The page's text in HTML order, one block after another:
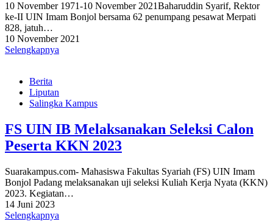
10 November 1971-10 November 2021Baharuddin Syarif, Rektor
ke-II UIN Imam Bonjol bersama 62 penumpang pesawat Merpati
828, jatuh…
10 November 2021
Selengkapnya
Berita
Liputan
Salingka Kampus
FS UIN IB Melaksanakan Seleksi Calon
Peserta KKN 2023
Suarakampus.com- Mahasiswa Fakultas Syariah (FS) UIN Imam
Bonjol Padang melaksanakan uji seleksi Kuliah Kerja Nyata (KKN)
2023. Kegiatan…
14 Juni 2023
Selengkapnya